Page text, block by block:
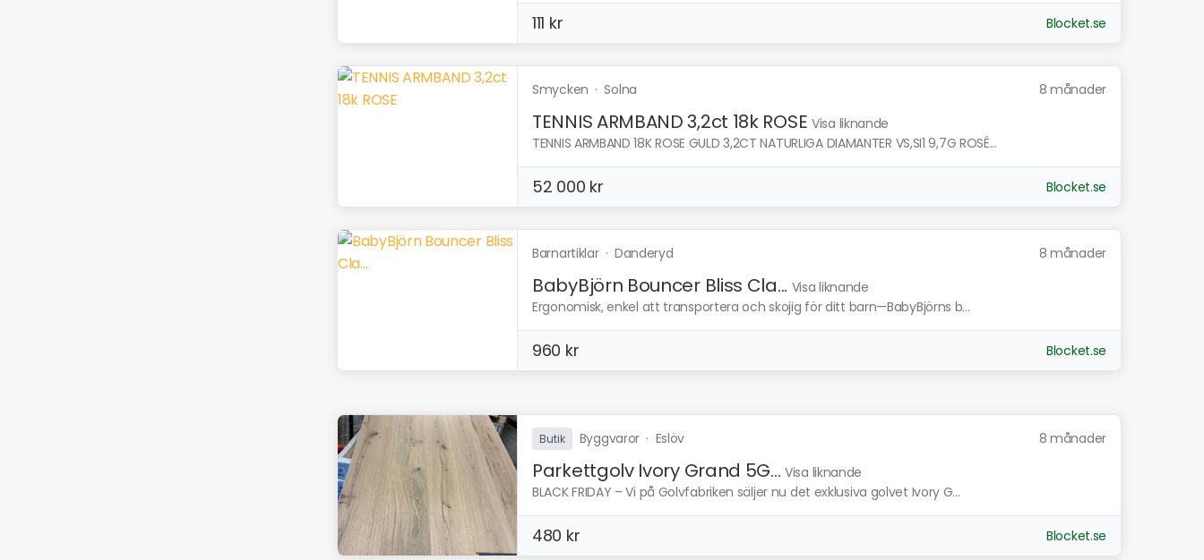
111 kr Blocket.se
Smycken ·Solna 8 månader
TENNIS ARMBAND 3,2ct 18k ROSE Visa liknande
TENNIS ARMBAND 18K ROSE GULD 3,2CT NATURLIGA DIAMANTER VS,SI1 9,7G ROSÉ...
52 000 kr Blocket.se
Barnartiklar· Danderyd 8 månader
BabyBjörn Bouncer Bliss Cla... Visa liknande
Ergonomisk, enkel att transportera och skojig för ditt barn—BabyBjörns b...
960 kr Blocket.se
Butik Byggvaror · Eslöv 8 månader
Parkettgolv Ivory Grand 5G... Visa liknande
BLACK FRIDAY – Vi på Golvfabriken säljer nu det exklusiva golvet Ivory G...
480 kr Blocket.se